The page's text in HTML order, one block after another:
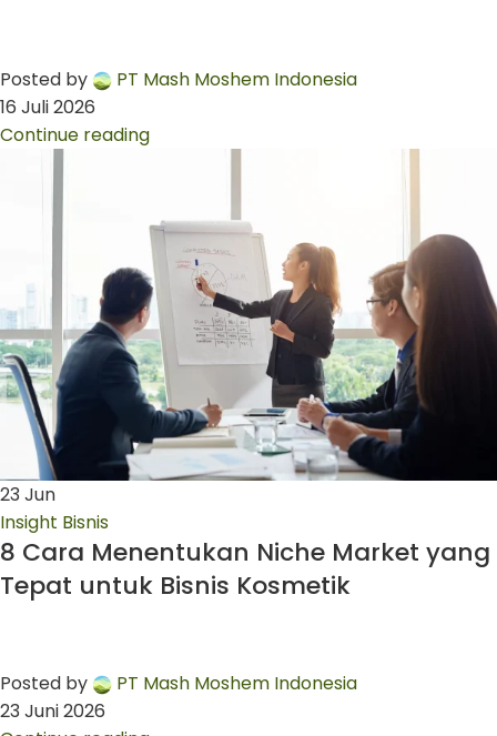
Posted by
PT Mash Moshem Indonesia
16 Juli 2026
Continue reading
23 Jun
Insight Bisnis
8 Cara Menentukan Niche Market yang
Tepat untuk Bisnis Kosmetik
Posted by
PT Mash Moshem Indonesia
23 Juni 2026